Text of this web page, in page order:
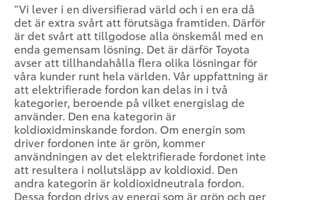
”Vi lever i en diversifierad värld och i en era då
det är extra svårt att förutsäga framtiden. Därför
är det svårt att tillgodose alla önskemål med en
enda gemensam lösning. Det är därför Toyota
avser att tillhandahålla flera olika lösningar för
våra kunder runt hela världen. Vår uppfattning är
att elektrifierade fordon kan delas in i två
kategorier, beroende på vilket energislag de
använder. Den ena kategorin är
koldioxidminskande fordon. Om energin som
driver fordonen inte är grön, kommer
användningen av det elektrifierade fordonet inte
att resultera i nollutsläpp av koldioxid. Den
andra kategorin är koldioxidneutrala fordon.
Dessa fordon drivs av energi som är grön och ger